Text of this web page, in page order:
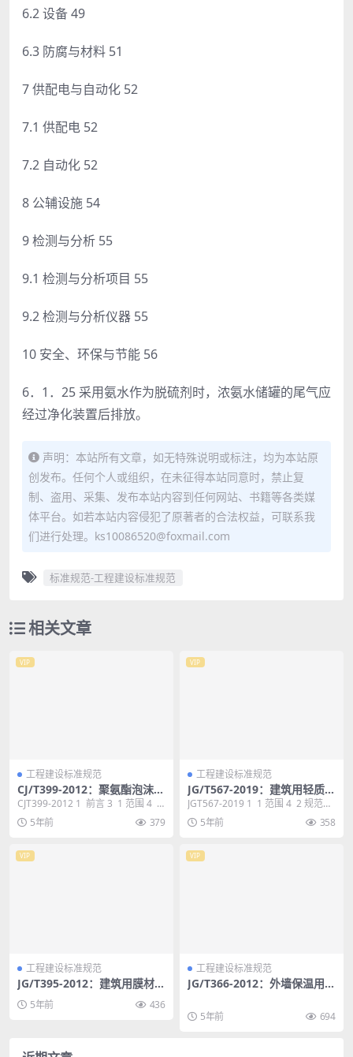
6.2 设备 49
6.3 防腐与材料 51
7 供配电与自动化 52
7.1 供配电 52
7.2 自动化 52
8 公辅设施 54
9 检测与分析 55
9.1 检测与分析项目 55
9.2 检测与分析仪器 55
10 安全、环保与节能 56
6．1．25 采用氨水作为脱硫剂时，浓氨水储罐的尾气应
经过净化装置后排放。
声明：本站所有文章，如无特殊说明或标注，均为本站原
创发布。任何个人或组织，在未征得本站同意时，禁止复
制、盗用、采集、发布本站内容到任何网站、书籍等各类媒
体平台。如若本站内容侵犯了原著者的合法权益，可联系我
们进行处理。ks10086520@foxmail.com
标准规范-工程建设标准规范
相关文章
VIP
工程建设标准规范
CJ/T399-2012：聚氨酯泡沫合
成轨枕
CJT399-2012 1 前言 3 1 范围 4 2
规范性引用文件 4...
5年前 379
VIP
工程建设标准规范
JG/T567-2019：建筑用轻质高
强陶瓷板
JGT567-2019 1 1 范围 4 2 规范性
引用文件 4 3 术语...
5年前 358
VIP
工程建设标准规范
JG/T395-2012：建筑用膜材料
制品
5年前 436
VIP
工程建设标准规范
JG/T366-2012：外墙保温用锚
5年前 694